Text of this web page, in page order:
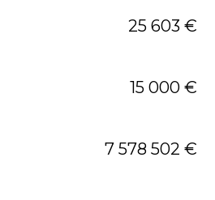
25 603 €
15 000 €
7 578 502 €